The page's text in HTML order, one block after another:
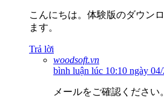
こんにちは。体験版のダウン
ます。
Trả lời
woodsoft.vn
bình luận lúc 10:10 ngày
メールをご確認ください。